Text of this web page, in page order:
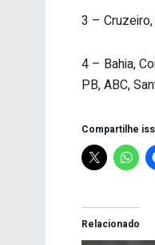
3 – Cruzeiro,
4 – Bahia,
PB, ABC,
Compartilhe
Relacionado